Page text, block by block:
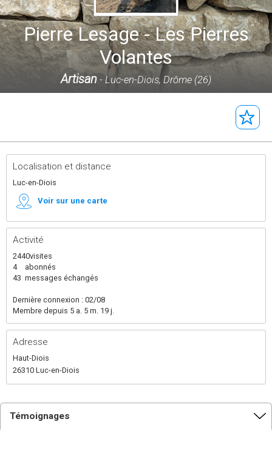
Pierre Lesage - Les Pierres
Volantes
Artisan - Luc-en-Diois, Drôme (26)
Localisation et distance
Luc-en-Diois
Voir sur une carte
Activité
2440visites
4
abonnés
43 messages échangés
Dernière connexion : 02/08
Membre depuis 5 a. 5 m. 19 j.
Adresse
Haut-Diois
26310 Luc-en-Diois
Témoignages